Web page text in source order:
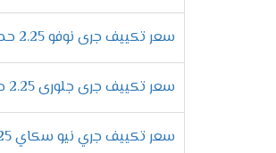
علشان بعض العملاء
خاصية منع تكون
فلاتر تنظيف
يحتوى الجهاز على
الفلاتر يظهر لنا
سعر تكييف جرى نوفو 2.25 حصان بارد فقط
سعر تكييف جرى جلورى 2.25 حصان بارد ساخن بلازما ديجيتال - Glory
سعر تكييف جري نيو سكاي 2.25 حصان بارد فقط بلازما - SKY